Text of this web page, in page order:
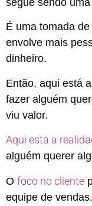
segue sendo
É uma tomada
envolve mais
dinheiro.
Então, aqui está
fazer alguém
viu valor.
Aqui está a
alguém querer
O foco no cliente
equipe de